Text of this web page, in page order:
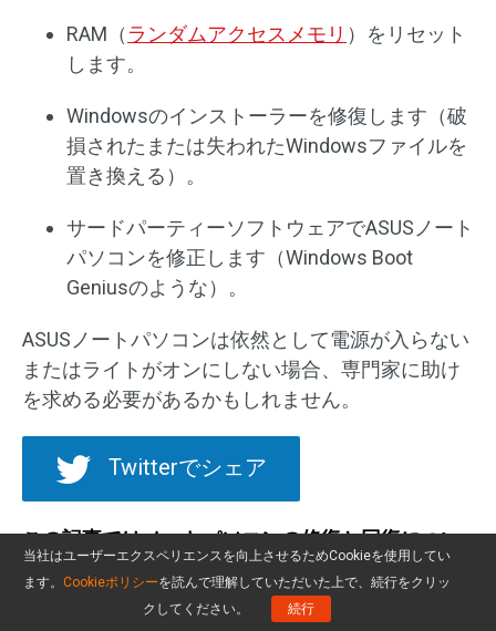
RAM（ ランダムアクセスメモリ ）をリセット
します。
Windowsのインストーラーを修復します（破
損されたまたは失われたWindowsファイルを
置き換える）。
サードパーティーソフトウェアでASUSノート
パソコンを修正します（Windows Boot
Geniusのような）。
ASUSノートパソコンは依然として電源が入らない
またはライトがオンにしない場合、専門家に助け
を求める必要があるかもしれません。
Twitterでシェア
この記事ではノートパソコンの修復と回復につい
てさらに多くの情報があります：ノートパソコン
の修復と復元のチュートリアル（100％役立ち）
当社はユーザーエクスペリエンスを向上させるためCookieを使用してい
ます。 Cookieポリシーを読んで理解していただいた上で、続行をクリッ
クしてください。
続行